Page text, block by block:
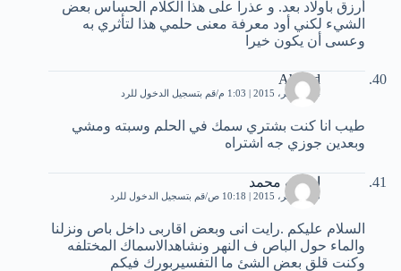
أرزق بأولاد بعد. و عذرا على هذا الكلام الحساس بعض
الشيء لكني أود معرفة معنى حلمي هذا لتأثري به
وعسى أن يكون خيرا
Ahmed
24 نوفمبر، 2015 | 1:03 م قم بتسجيل الدخول للرد
طيب انا كنت بشتري سمك في الحلم وسبته ومشي
وبعدين جوزي جه اشتراه
اسامه محمد
25 نوفمبر، 2015 | 10:18 ص قم بتسجيل الدخول للرد
السلام عليكم .رايت انى وبعض اقاربى داخل باص ونزلنا
والماء حول الباص ف النهر ونشاهدالاسماك المختلفه
وكنت قلق بعض الشئ ما التفسيربورك فيكم